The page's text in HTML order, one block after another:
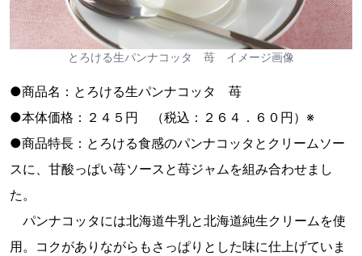
とろける生パンナコッタ 苺 イメージ画像
●商品名：とろける生パンナコッタ 苺
●本体価格：２４５円 （税込：２６４．６０円）※
●商品特長：とろける食感のパンナコッタとクリームソー
スに、甘酸っぱい苺ソースと苺ジャムを組み合わせまし
た。
パンナコッタには北海道牛乳と北海道純生クリームを使
用。コクがありながらもさっぱりとした味に仕上げていま